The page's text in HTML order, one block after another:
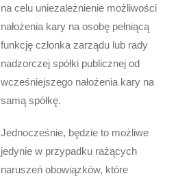
na celu uniezależnienie możliwości
nałożenia kary na osobę pełniącą
funkcję członka zarządu lub rady
nadzorczej spółki publicznej od
wcześniejszego nałożenia kary na
samą spółkę.
Jednocześnie, będzie to możliwe
jedynie w przypadku rażących
naruszeń obowiązków, które